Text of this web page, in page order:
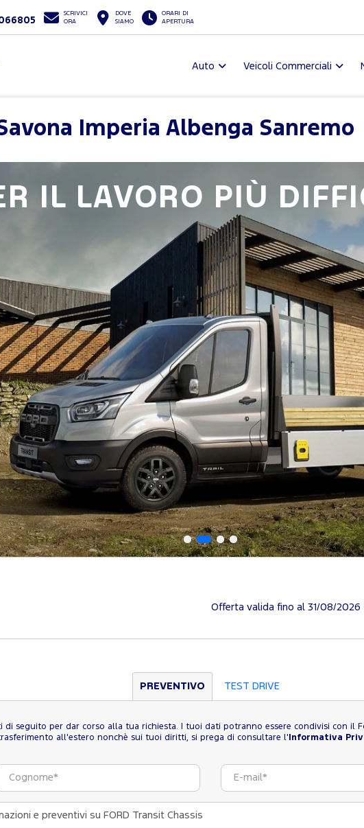
SCRIVICI
ORA
DOVE
SIAMO
ORARI DI
APERTURA
Auto Veicoli Commerciali
Imperia Albenga Sanremo
IL LAVORO PIÙ
Offerta valida fino al 31/08/2026
PREVENTIVO TEST DRIVE
di seguito per dar corso alla tua richiesta. I tuoi dati potranno essere condivisi con il
all'estero nonchè sui tuoi diritti, si prega di consultare l' Informativa